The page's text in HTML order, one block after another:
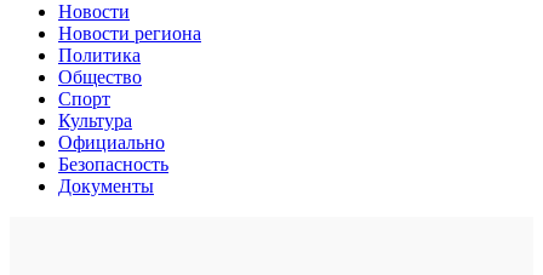
Новости
Новости региона
Политика
Общество
Спорт
Культура
Официально
Безопасность
Документы